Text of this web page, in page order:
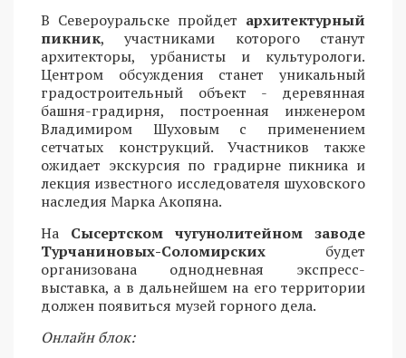
В Североуральске пройдет архитектурный
пикник, участниками которого станут
архитекторы, урбанисты и культурологи.
Центром обсуждения станет уникальный
градостроительный объект - деревянная
башня-градирня, построенная инженером
Владимиром Шуховым с применением
сетчатых конструкций. Участников также
ожидает экскурсия по градирне пикника и
лекция известного исследователя шуховского
наследия Марка Акопяна.
На Сысертском чугунолитейном заводе
Турчаниновых-Соломирских будет
организована однодневная экспресс-
выставка, а в дальнейшем на его территории
должен появиться музей горного дела.
Онлайн блок: